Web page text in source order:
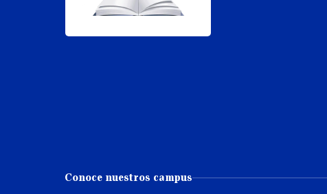
Conoce nuestros campus